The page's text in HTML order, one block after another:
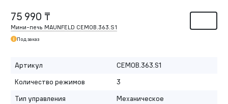
75 990 ₸
Мини-печь MAUNFELD CEMOB.363.S1
Под заказ
Артикул
CEMOB.363.S1
Количество режимов
3
Тип управления
Механическое